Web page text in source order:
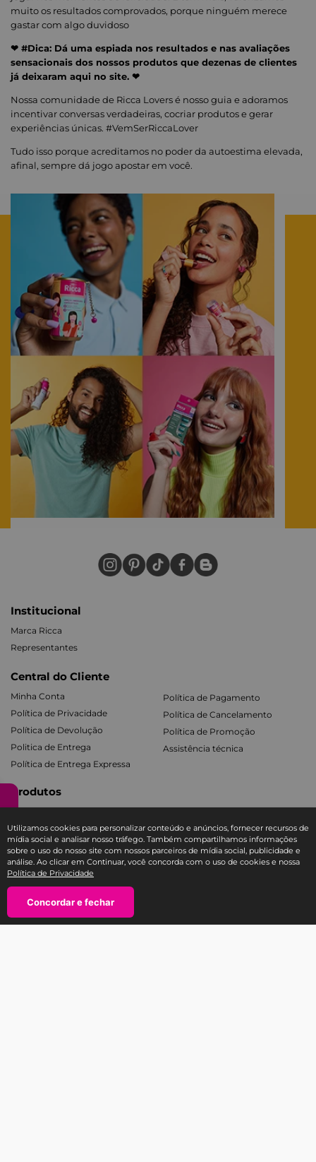
Utilizamos cookies para personalizar conteúdo e anúncios, fornecer recursos de
mídia social e analisar nosso tráfego. Também compartilhamos informações
sobre o uso do nosso site com nossos parceiros de mídia social, publicidade e
análise. Ao clicar em Continuar, você concorda com o uso de cookies e nossa
Política de Privacidade
Concordar e fechar
muito os resultados comprovados, porque ninguém merece
gastar com algo duvidoso
❤ #Dica: Dá uma espiada nos resultados e nas avaliações
sensacionais dos nossos produtos que dezenas de clientes
já deixaram aqui no site. ❤
Nossa comunidade de Ricca Lovers é nosso guia e adoramos
incentivar conversas verdadeiras, cocriar produtos e gerar
experiências únicas. #VemSerRiccaLover
Tudo isso porque acreditamos no poder da autoestima elevada,
afinal, sempre dá jogo apostar em você.
Institucional
Marca Ricca
Representantes
Central do Cliente
Minha Conta
Política de Privacidade
Política de Devolução
Politica de Entrega
Política de Entrega Expressa
Política de Pagamento
Política de Cancelamento
Política de Promoção
Assistência técnica
Produtos
Facial e Labial
Banho e Corpo
Mãos e Pés
Todos os Kits
SAC E-COMMERCE RICCA
TEL: 11 3588-1404